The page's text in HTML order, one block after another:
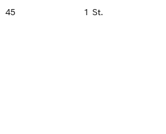
45 1 St.